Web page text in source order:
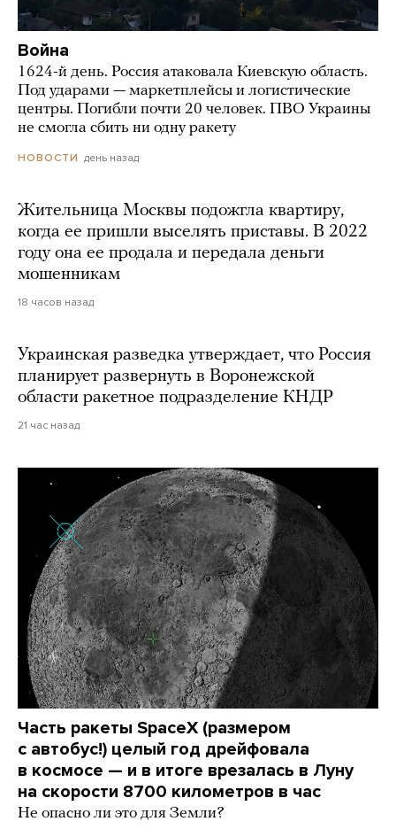
Война
1624-й день. Россия атаковала Киевскую область.
Под ударами — маркетплейсы и логистические
центры. Погибли почти 20 человек. ПВО Украины
не смогла сбить ни одну ракету
НОВОСТИ день назад
Жительница Москвы подожгла квартиру,
когда ее пришли выселять приставы. В 2022
году она ее продала и передала деньги
мошенникам
18 часов назад
Украинская разведка утверждает, что Россия
планирует развернуть в Воронежской
области ракетное подразделение КНДР
21 час назад
Часть ракеты SpaceX (размером
с автобус!) целый год дрейфовала
в космосе — и в итоге врезалась в Луну
на скорости 8700 километров в час
Не опасно ли это для Земли?